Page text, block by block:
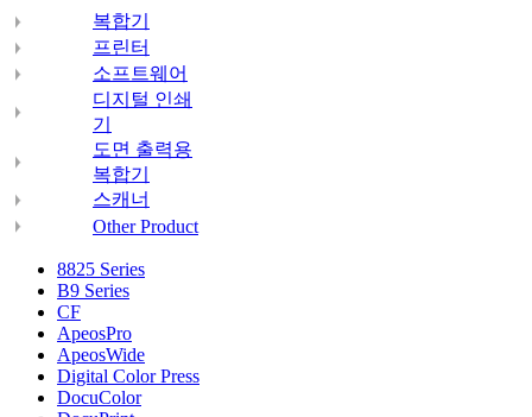
복합기
프린터
소프트웨어
디지털 인쇄
기
도면 출력용
복합기
스캐너
Other Product
8825 Series
B9 Series
CF
ApeosPro
ApeosWide
Digital Color Press
DocuColor